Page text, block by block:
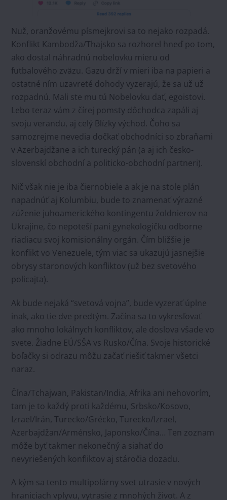
Nuž, oranžovému písmejkrovi sa to nejako rozpadá.
Konflikt Kambodža/Thajsko sa rozhorel hneď po tom,
ako dostal náhradnú nobelovku mieru od
futbalového zväzu. Gazu drží v mieri iba na papieri a
ostatné ním uzavreté dohody vyzerajú, že sa už už
rozpadnú. Mali ste mu tú Nobelovku dať, egoistovi.
Lebo teraz vám z čírej pomsty dôchodca zapáli aj
svoju verandu, aj celý Blízky východ. Čoho sa
samozrejme nevedia dočkať obchodníci so zbraňami
v Azerbajdžane a ich turecký pán (a aj ich česko-
slovenskí obchodní a politicko-obchodní partneri).
Nič však nie je iba čiernobiele a ak je na stole plán
napadnúť aj Kolumbiu, bude to znamenať výrazné
zúženie juhoamerického kontingentu žoldnierov na
Ukrajine, čo nepoteší pani gynekologičku odborne
riadiacu svoj komisionálny orgán. Čím bližšie je
konflikt vo Venezuele, tým viac sa ukazujú jasnejšie
obrysy staronových konfliktov (už bez svetového
policajta).
Ak bude nejaká “svetová vojna”, bude vyzerať úplne
inak, ako tie dve predtým. Začína sa to vykresľovať
ako mnoho lokálnych konfliktov, ale doslova všade vo
svete. Žiadne EÚ/SŠA vs Rusko/Čína. Svoje historické
boľačky si odrazu môžu začať riešiť takmer všetci
naraz.
Čína/Tchajwan, Pakistan/India, Afrika ani nehovorím,
tam je to každý proti každému, Srbsko/Kosovo,
Izrael/Irán, Turecko/Grécko, Turecko/Izrael,
Azerbajdžan/Arménsko, Japonsko/Čína… Ten zoznam
môže byť takmer nekonečný a siahať do
nevyriešených konfliktov aj stáročia dozadu.
A kým sa tento multipolárny svet utrasie v nových
hraniciach vplyvu, vytrasie z mnohých život. A z